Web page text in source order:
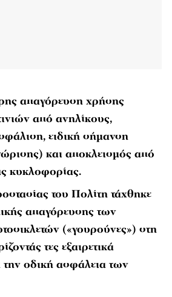
απαγόρευση χρήσης
από ανηλίκους,
ειδική σήμανση
και αποκλεισμός από
κυκλοφορίας.
του Πολίτη τάχθηκε
απαγόρευσης των
(«γουρούνες») στη
τες εξαιρετικά
την οδική ασφάλεια των